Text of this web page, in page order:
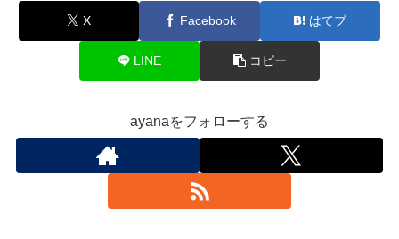
X Facebook はてブ
LINE コピー
ayanaをフォローする